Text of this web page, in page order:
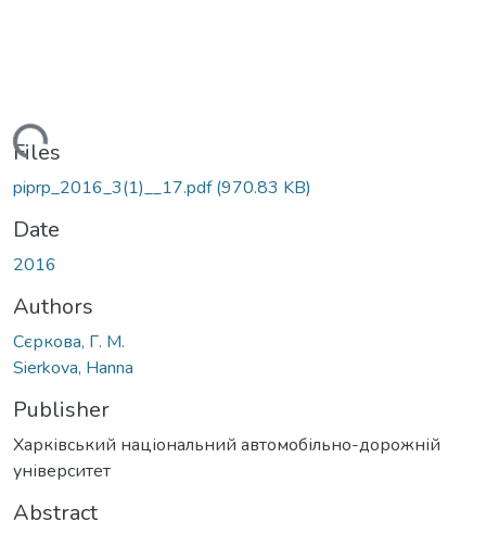
Files
piprp_2016_3(1)__17.pdf(970.83 KB)
Date
2016
Authors
Сєркова, Г. М.
Sierkova, Hanna
Publisher
Харківський національний автомобільно-дорожній
університет
Abstract